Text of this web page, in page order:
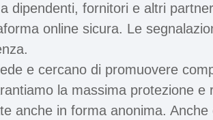
dipendenti, fornitori e altri
online sicura. Le
e cercano di promuovere
la massima protezione e
anche in forma anonima.